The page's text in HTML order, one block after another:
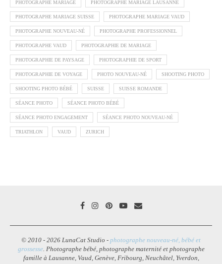
PHOTOGRAPHE MARIAGE PHOTOGRAPHE MARIAGE LAUSANNE
PHOTOGRAPHE MARIAGE SUISSE PHOTOGRAPHE MARIAGE VAUD
PHOTOGRAPHE NOUVEAU-NÉ PHOTOGRAPHE PROFESSIONNEL
PHOTOGRAPHE VAUD PHOTOGRAPHIE DE MARIAGE
PHOTOGRAPHIE DE PAYSAGE PHOTOGRAPHIE DE SPORT
PHOTOGRAPHIE DE VOYAGE PHOTO NOUVEAU-NÉ SHOOTING PHOTO
SHOOTING PHOTO BÉBÉ SUISSE SUISSE ROMANDE
SÉANCE PHOTO SÉANCE PHOTO BÉBÉ
SÉANCE PHOTO ENGAGEMENT SÉANCE PHOTO NOUVEAU-NÉ
TRIATHLON VAUD ZURICH
© 2010 - 2026 LunaCat Studio - photographe nouveau-né, bébé et
grossesse. Photographe bébé, photographe maternité et photographe
famille à Lausanne, Vaud, Genève, Fribourg, Neuchâtel, Yverdon,